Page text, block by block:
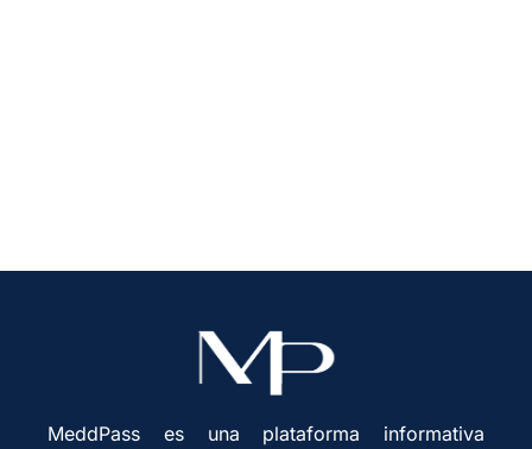
MeddPass es una plataforma informativa